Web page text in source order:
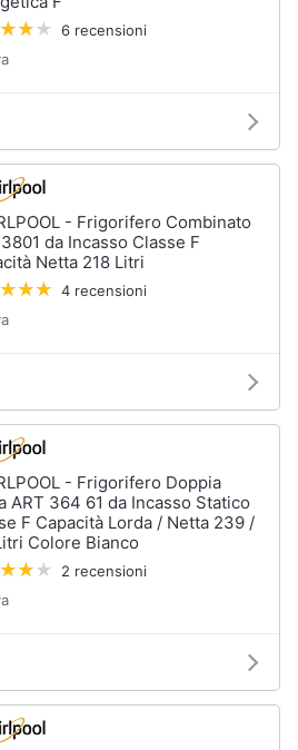
6 recensioni
- Frigorifero Combinato
da Incasso Classe F
Netta 218 Litri
4 recensioni
- Frigorifero Doppia
ART 364 61 da Incasso Statico
F Capacità Lorda / Netta 239 /
Colore Bianco
2 recensioni